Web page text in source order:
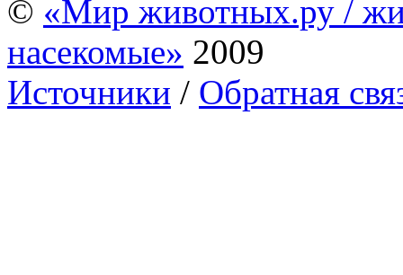
© «Мир животных.ру /
насекомые» 2009
Источники / Обратная